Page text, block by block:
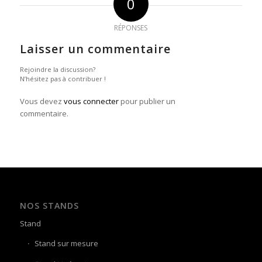
RÉPONSES
Laisser un commentaire
Rejoindre la discussion?
N’hésitez pas à contribuer !
Vous devez vous connecterpour publier un
commentaire.
NOS STANDS
Stand
Stand sur mesure